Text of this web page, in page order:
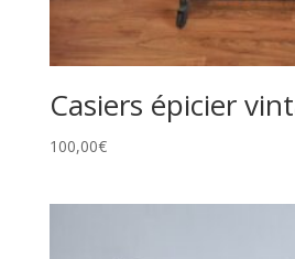
Casiers épicier
100,00€